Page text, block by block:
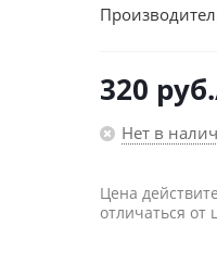
320 руб.
Нет в
Цена
отличаться